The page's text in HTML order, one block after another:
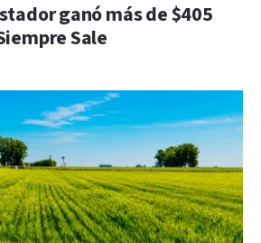
ganó más de $405
Sale